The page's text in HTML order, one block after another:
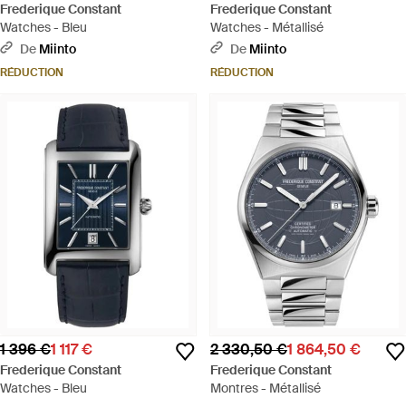
Frederique Constant
Watches - Bleu
De Miinto
RÉDUCTION
Frederique Constant
Watches - Métallisé
De Miinto
RÉDUCTION
1 396 €1 117 €
Frederique Constant
Watches - Bleu
2 330,50 €1 864,50 €
Frederique Constant
Montres - Métallisé